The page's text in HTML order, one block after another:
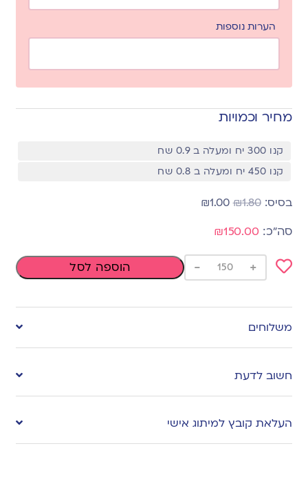
הערות נוספות
מחיר וכמויות
קנו 300 יח ומעלה ב 0.9 שח
קנו 450 יח ומעלה ב 0.8 שח
₪1.80
₪1.00
₪150.00
to
wishlist
+
- הוספה לסל
משלוחים
חשוב לדעת
העלאת קובץ למיתוג אישי